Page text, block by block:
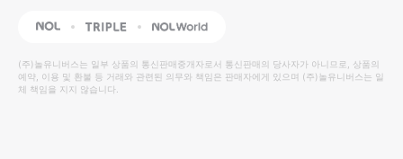
NOL Triple Interpark Global
(주)놀유니버스는 일부 상품의 통신판매중개자로서 통신판매의 당사자가 아니므로, 상품의
예약, 이용 및 환불 등 거래와 관련된 의무와 책임은 판매자에게 있으며 (주)놀유니버스는 일
체 책임을 지지 않습니다.